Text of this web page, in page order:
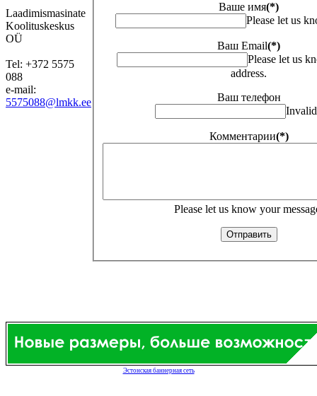
Laadimismasinate
Koolituskeskus
OÜ
Tel: +372 5575
088
e-mail:
5575088@lmkk.ee
Ваше имя(*)
Please let us
Ваш Email(*)
Please let us
address.
Ваш телефон
Комментарии(*)
Please let us know your
Эстонская баннерная сеть